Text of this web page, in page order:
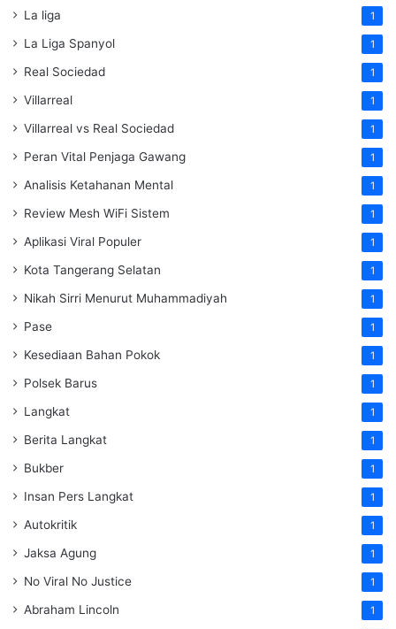
La liga 1
La Liga Spanyol 1
Real Sociedad 1
Villarreal 1
Villarreal vs Real Sociedad 1
Peran Vital Penjaga Gawang 1
Analisis Ketahanan Mental 1
Review Mesh WiFi Sistem 1
Aplikasi Viral Populer 1
Kota Tangerang Selatan 1
Nikah Sirri Menurut Muhammadiyah 1
Pase 1
Kesediaan Bahan Pokok 1
Polsek Barus 1
Langkat 1
Berita Langkat 1
Bukber 1
Insan Pers Langkat 1
Autokritik 1
Jaksa Agung 1
No Viral No Justice 1
Abraham Lincoln 1